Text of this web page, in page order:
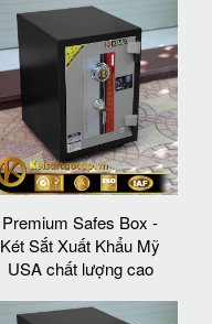
Premium Safes Box -
Két Sắt Xuất Khẩu Mỹ
USA chất lượng cao